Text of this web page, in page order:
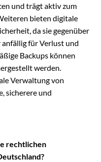
und trägt aktiv zum
bieten digitale
da sie gegenüber
für Verlust und
Backups können
werden.
Verwaltung von
sicherere und
rechtlichen